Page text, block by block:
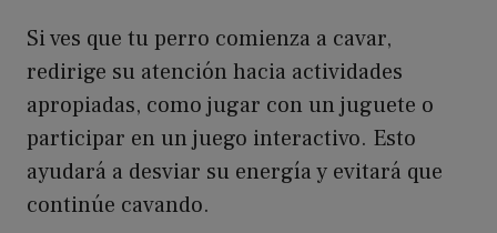
Si ves que tu perro comienza a cavar,
redirige su atención hacia actividades
apropiadas, como jugar con un juguete o
participar en un juego interactivo. Esto
ayudará a desviar su energía y evitará que
continúe cavando.